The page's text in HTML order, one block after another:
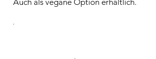
Auch als vegane Option erhältlich.